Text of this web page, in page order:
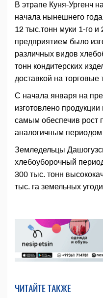
В этрапе Куня-Ургенч
начала нынешнего
12 тыс.тонн муки 1-го и
предприятием было
различных видов
тонн кондитерских
доставкой на торговые
С начала января на
изготовлено
самым обеспечив рост
аналогичным периодом
Земледельцы
хлебоуборочный
300 тыс. тонн
тыс. га земельных
ЧИТАЙТЕ ТАКЖЕ